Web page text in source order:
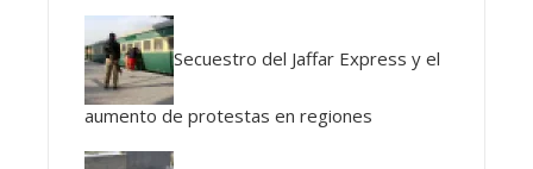
Secuestro del Jaffar Express y el
aumento de protestas en regiones